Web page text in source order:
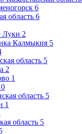
6
область 6
Луки 2
Калмыкия 5
область 5
2
1
0
область 5
1
область 5